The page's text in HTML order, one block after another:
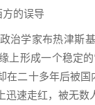
方的误导
治学家布热津斯
上形成一个稳定
在二十多年后被
速走红，被无数